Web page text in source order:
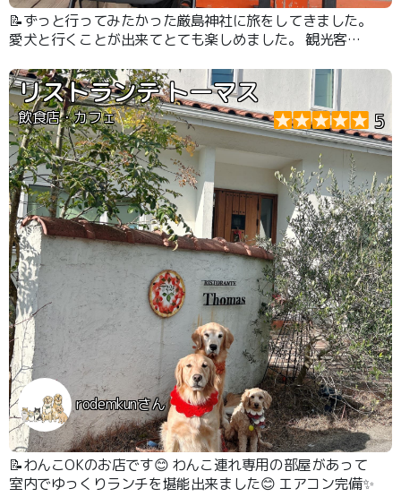
📝ずっと行ってみたかった厳島神社に旅をしてきました。
愛犬と行くことが出来てとても楽しめました。 観光客は
けるレベルでした
リストランテ トーマス
飲食店・カフェ 5
rodemkunさん
📝わんこOKのお店です😊 わんこ連れ専用の部屋があって
室内でゆっくりランチを堪能出来ました😊 エアコン完備✨️